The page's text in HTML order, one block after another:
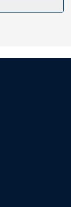
hotell har även
parkering